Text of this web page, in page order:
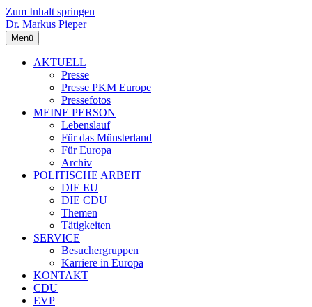
Zum Inhalt springen
Dr. Markus Pieper
Menü
AKTUELL
Presse
Presse PKM Europe
Pressefotos
MEINE PERSON
Lebenslauf
Für das Münsterland
Für Europa
Archiv
POLITISCHE ARBEIT
DIE EU
DIE CDU
Themen
Tätigkeiten
SERVICE
Besuchergruppen
Karriere in Europa
KONTAKT
CDU
EVP